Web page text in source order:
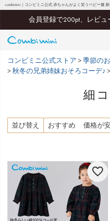
combimini｜コンビミニ公式 赤ちゃんがよく笑うベビー服
会員登録で200pt、レビュ
コンビミニ公式ストア
季節の
秋冬の兄弟姉妹おそろコーデ♪
細
並び替え おすすめ 価格が